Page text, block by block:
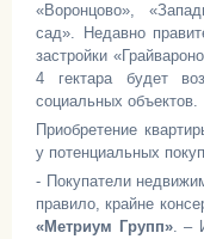
«Воронцово»,
сад». Недавно
застройки
4 гектара будет
социальных объектов.
Приобретение
у потенциальных
- Покупатели
правило, крайне
«Метриум Групп». –